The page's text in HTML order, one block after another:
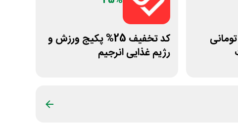
هزار تومانی
کد تخفیف 25% پکیج ورزش و
رژیم غذایی انرجیم